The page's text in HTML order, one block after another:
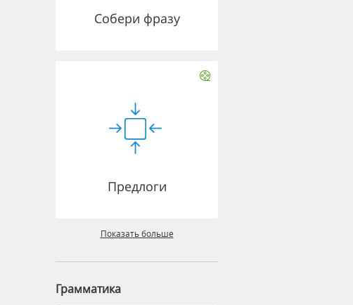
Собери фразу
Предлоги
Показать больше
Грамматика